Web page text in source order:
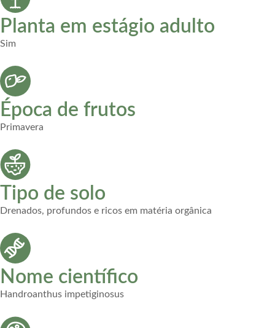
Planta em estágio adulto
Sim
Época de frutos
Primavera
Tipo de solo
Drenados, profundos e ricos em matéria orgânica
Nome científico
Handroanthus impetiginosus